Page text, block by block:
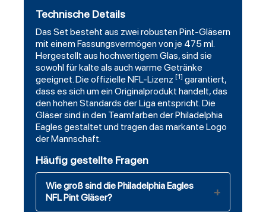
Technische Details
Das Set besteht aus zwei robusten Pint-Gläsern
mit einem Fassungsvermögen von je 475 ml.
Hergestellt aus hochwertigem Glas, sind sie
sowohl für kalte als auch warme Getränke
geeignet. Die offizielle NFL-Lizenz [1] garantiert,
dass es sich um ein Originalprodukt handelt, das
den hohen Standards der Liga entspricht. Die
Gläser sind in den Teamfarben der Philadelphia
Eagles gestaltet und tragen das markante Logo
der Mannschaft.
Häufig gestellte Fragen
Wie groß sind die Philadelphia Eagles
NFL Pint Gläser?